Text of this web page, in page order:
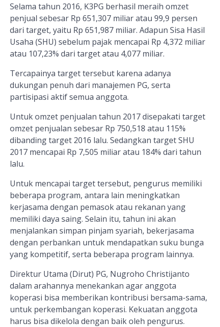
Selama tahun 2016, K3PG berhasil meraih omzet
penjual sebesar Rp 651,307 miliar atau 99,9 persen
dari target, yaitu Rp 651,987 miliar. Adapun Sisa Hasil
Usaha (SHU) sebelum pajak mencapai Rp 4,372 miliar
atau 107,23% dari target atau 4,077 miliar.
Tercapainya target tersebut karena adanya
dukungan penuh dari manajemen PG, serta
partisipasi aktif semua anggota.
Untuk omzet penjualan tahun 2017 disepakati target
omzet penjualan sebesar Rp 750,518 atau 115%
dibanding target 2016 lalu. Sedangkan target SHU
2017 mencapai Rp 7,505 miliar atau 184% dari tahun
lalu.
Untuk mencapai target tersebut, pengurus memiliki
beberapa program, antara lain meningkatkan
kerjasama dengan pemasok atau rekanan yang
memiliki daya saing. Selain itu, tahun ini akan
menjalankan simpan pinjam syariah, bekerjasama
dengan perbankan untuk mendapatkan suku bunga
yang kompetitif, serta beberapa program lainnya.
Direktur Utama (Dirut) PG, Nugroho Christijanto
dalam arahannya menekankan agar anggota
koperasi bisa memberikan kontribusi bersama-sama,
untuk perkembangan koperasi. Kekuatan anggota
harus bisa dikelola dengan baik oleh pengurus.